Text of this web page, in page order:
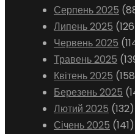
Серпень 2025
Липень 2025
Червень 2025
Травень 2025
Квітень 2025
Березень 2025
Лютий 2025 (132)
Січень 2025 (141)